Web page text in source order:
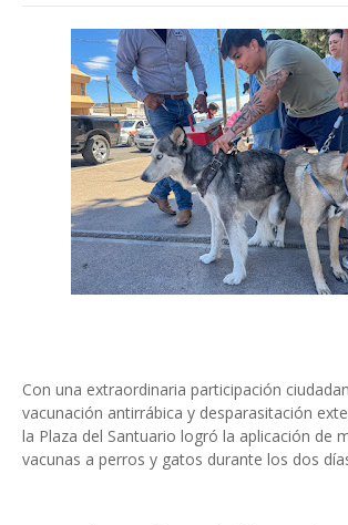
Con una extraordinaria participación
vacunación antirrábica y desparasitación
la Plaza del Santuario logró la aplicación de
vacunas a perros y gatos durante los dos